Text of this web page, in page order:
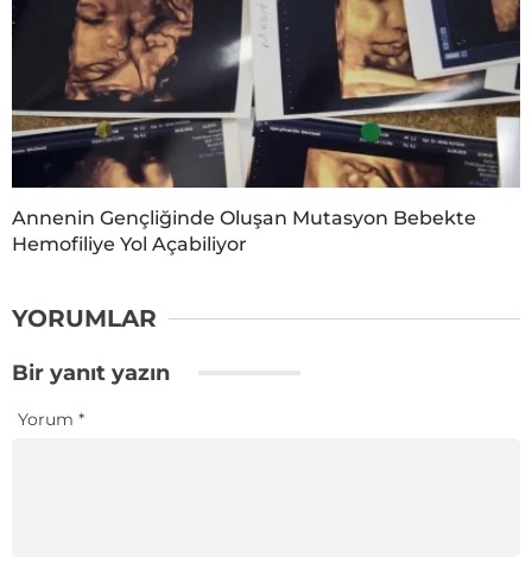
Annenin Gençliğinde Oluşan Mutasyon Bebekte
Hemofiliye Yol Açabiliyor
YORUMLAR
Bir yanıt yazın
Yorum *